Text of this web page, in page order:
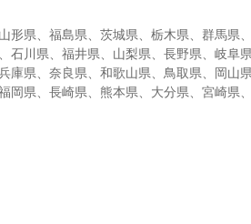
形県、福島県、茨城県、栃木県、群馬県
石川県、福井県、山梨県、長野県、岐阜
庫県、奈良県、和歌山県、鳥取県、岡山
岡県、長崎県、熊本県、大分県、宮崎県